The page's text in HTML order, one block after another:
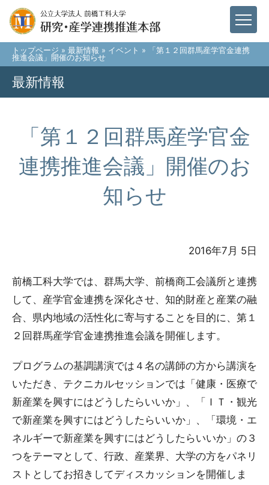
トップページ » 最新情報 » イベント » 「第１２回群馬産学官金連携
推進会議」開催のお知らせ
最新情報
「第１２回群馬産学官金
連携推進会議」開催のお
知らせ
2016年7月 5日
前橋工科大学では、群馬大学、前橋商工会議所と連携
して、産学官金連携を深化させ、知的財産と産業の融
合、県内地域の活性化に寄与することを目的に、第１
２回群馬産学官金連携推進会議を開催します。
プログラムの基調講演では４名の講師の方から講演を
いただき、テクニカルセッションでは「健康・医療で
新産業を興すにはどうしたらいいか」、「ＩＴ・観光
で新産業を興すにはどうしたらいいか」、「環境・エ
ネルギーで新産業を興すにはどうしたらいいか」の３
つをテーマとして、行政、産業界、大学の方をパネリ
ストとしてお招きしてディスカッションを開催しま